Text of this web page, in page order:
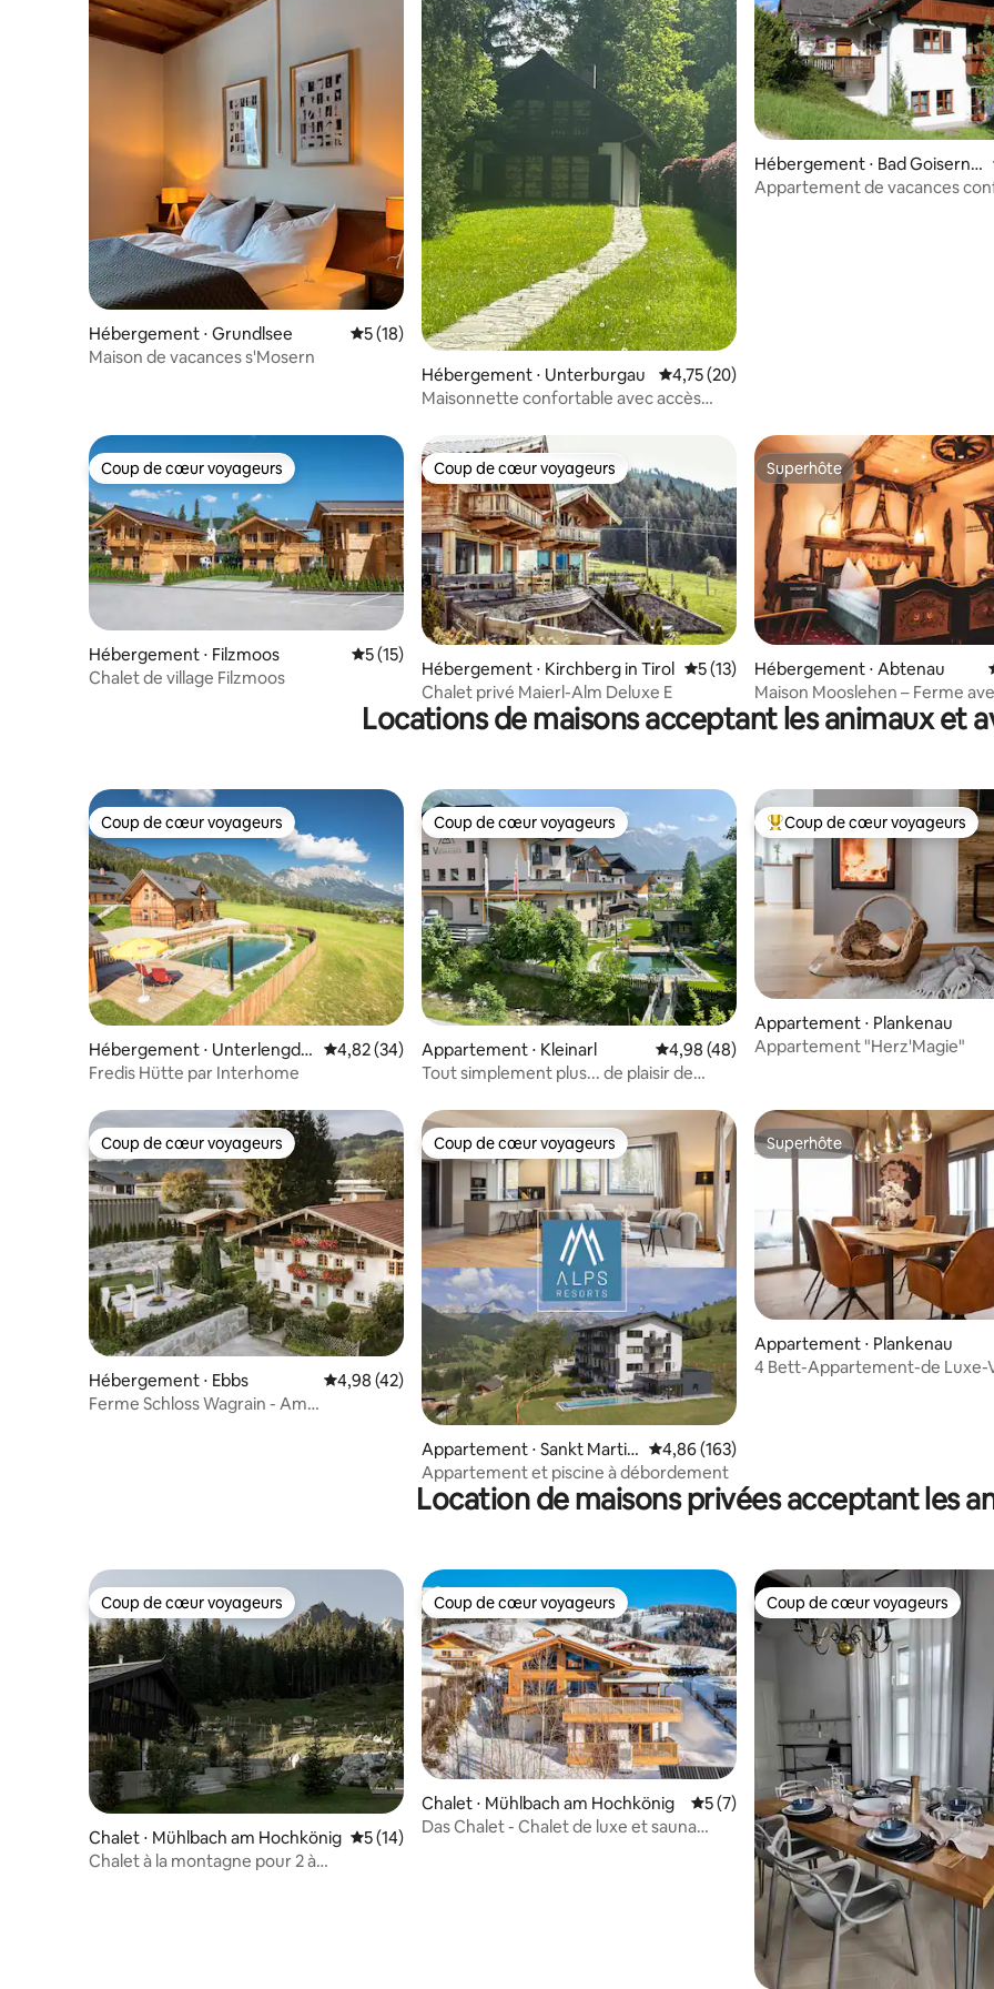
Hébergement ⋅ Grundlsee Évaluation moyenne sur la base de 18 commentaires : 5 sur 5
5 (18)
Maison de vacances s'Mosern
Hébergement ⋅ Unterburgau Évaluation moyenne sur la base de 20
4,75 (20)
Maisonnette confortable avec accès
Hébergement ⋅ Bad Goisern a
m Hallstättersee
Appartement de vacances
Coup de cœur voyageurs
Coup de cœur voyageurs
Hébergement ⋅ Filzmoos Évaluation moyenne sur la base de 15 commentaires : 5 sur 5
5 (15)
Chalet de village Filzmoos
Coup de cœur voyageurs
Coup de cœur voyageurs
Hébergement ⋅ Kirchberg in Tirol Évaluation moyenne sur la base de 13
5 (13)
Chalet privé Maierl-Alm Deluxe E
Superhôte
Superhôte
Hébergement ⋅ Abtenau
Maison Mooslehen – Ferme
Locations de maisons acceptant les animaux et
Coup de cœur voyageurs
Coup de cœur voyageurs
Hébergement ⋅ Unterlengdo
rf
Évaluation moyenne sur la base de 34 commentaires : 4,82 sur 5
4,82 (34)
Fredis Hütte par Interhome
Coup de cœur voyageurs
Coup de cœur voyageurs
Appartement ⋅ Kleinarl Évaluation moyenne sur la base de 48
4,98 (48)
Tout simplement plus... de plaisir de
Coups de cœur voyageurs les
Coup de cœur voyageurs
Appartement ⋅ Plankenau
Appartement "Herz'Magie"
Coup de cœur voyageurs
Coup de cœur voyageurs
Hébergement ⋅ Ebbs Évaluation moyenne sur la base de 42 commentaires : 4,98 sur 5
4,98 (42)
Ferme Schloss Wagrain - Am
Coup de cœur voyageurs
Coup de cœur voyageurs
Appartement ⋅ Sankt Martin
am Tennengebirge
Évaluation moyenne sur la base de 163
4,86 (163)
Appartement et piscine à débordement
Superhôte
Superhôte
Appartement ⋅ Plankenau
4 Bett-Appartement-de Luxe-
Location de maisons privées acceptant les
Coup de cœur voyageurs
Coup de cœur voyageurs
Chalet ⋅ Mühlbach am Hochkönig Évaluation moyenne sur la base de 14 commentaires : 5 sur 5
5 (14)
Chalet à la montagne pour 2 à
Coup de cœur voyageurs
Coup de cœur voyageurs
Chalet ⋅ Mühlbach am Hochkönig Évaluation moyenne sur la base de 7
5 (7)
Das Chalet - Chalet de luxe et sauna
Coup de cœur voyageurs
Coup de cœur voyageurs